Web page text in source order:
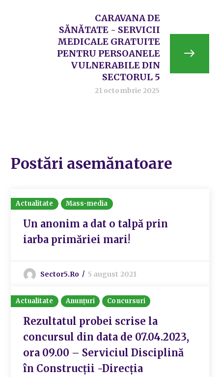
CARAVANA DE
SĂNĂTATE - SERVICII
MEDICALE GRATUITE
PENTRU PERSOANELE
VULNERABILE DIN
SECTORUL 5
21 octombrie 2025
Postări asemănatoare
Actualitate Mass-media
Un anonim a dat o talpă prin
iarba primăriei mari!
Sector5.ro 5 august 2021
Actualitate Anunțuri Concursuri
Rezultatul probei scrise la
concursul din data de 07.04.2023,
ora 09.00 – Serviciul Disciplină
în Construcții -Direcția